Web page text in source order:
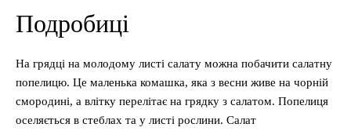
Подробиці
На грядці на молодому листі салату можна побачити салатну
попелицю. Це маленька комашка, яка з весни живе на чорній
смородині, а влітку перелітає на грядку з салатом. Попелиця
оселяється в стеблах та у листі рослини. Салат